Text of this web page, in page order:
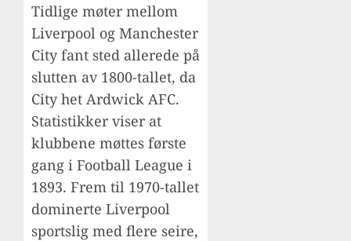
Tidlige møter mellom
Liverpool og Manchester
City fant sted allerede på
slutten av 1800-tallet, da
City het Ardwick AFC.
Statistikker viser at
klubbene møttes første
gang i Football League i
1893. Frem til 1970-tallet
dominerte Liverpool
sportslig med flere seire,